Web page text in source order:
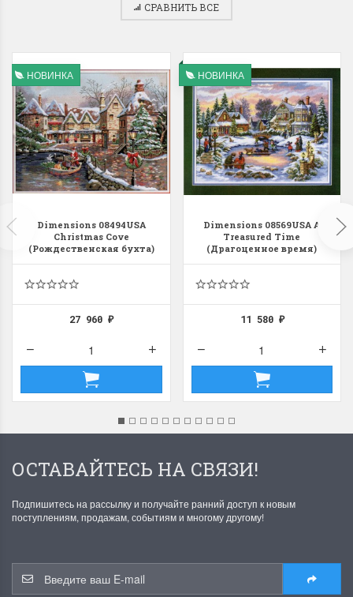
СРАВНИТЬ ВСЕ
НОВИНКА
Dimensions 08494USA
Christmas Cove
(Рождественская бухта)
27 960₽
НОВИНКА
Dimensions 08569USA A
Treasured Time
(Драгоценное время)
11 580 ₽
ОСТАВАЙТЕСЬ НА СВЯЗИ!
Подпишитесь на рассылку и получайте ранний доступ к новым
поступлениям, продажам, событиям и многому другому!